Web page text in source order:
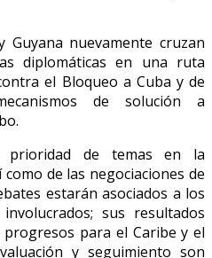
nuevamente cruzan
diplomáticas en una ruta
el Bloqueo a Cuba y de
de solución a
prioridad de temas en la
de las negociaciones de
estarán asociados a los
sus resultados
para el Caribe y el
y seguimiento son